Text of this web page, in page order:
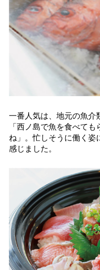
一番人気は、地元の魚介
「西ノ島で魚を食べて
ね」。忙しそうに働く
感じました。